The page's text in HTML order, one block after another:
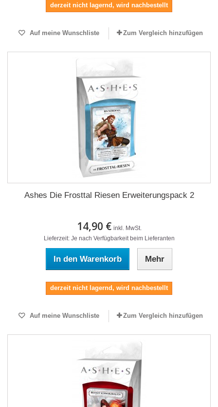
derzeit nicht lagernd, wird nachbestellt
Auf meine Wunschliste Zum Vergleich hinzufügen
Ashes Die Frosttal Riesen Erweiterungspack 2
14,90 € inkl. MwSt.
Lieferzeit: Je nach Verfügbarkeit beim Lieferanten
In den Warenkorb Mehr
derzeit nicht lagernd, wird nachbestellt
Auf meine Wunschliste Zum Vergleich hinzufügen